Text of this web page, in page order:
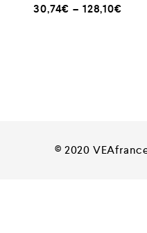
4.94
30,74€ – 128,10€
© 2020